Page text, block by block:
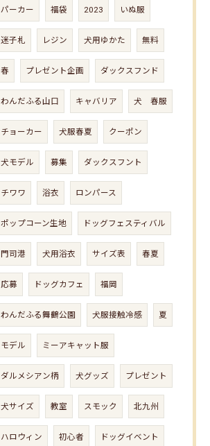
パーカー 福袋 2023 いぬ服
迷子札 レジン 犬用ゆかた 無料
春 プレゼント企画 ダックスフンド
わんだふる山口 キャバリア 犬 春服
チョーカー 犬服春夏 クーポン
犬モデル 募集 ダックスフント
チワワ 浴衣 ロンパース
ポップコーン生地 ドッグフェスティバル
門司港 犬用浴衣 サイズ表 春夏
応募 ドッグカフェ 福岡
わんだふる舞鶴公園 犬服接触冷感 夏
モデル ミーアキャット服
ダルメシアン柄 犬グッズ プレゼント
犬サイズ 教室 スモック 北九州
ハロウィン 初心者 ドッグイベント